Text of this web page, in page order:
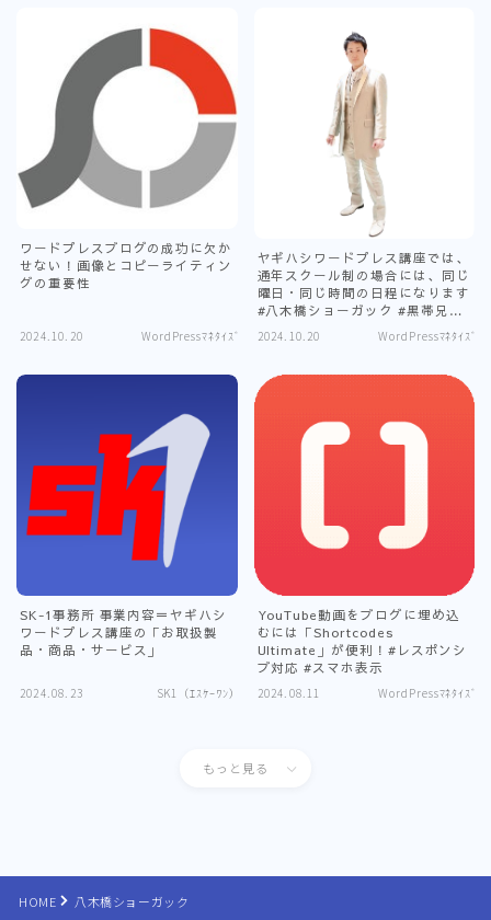
ワードプレスブログの成功に欠か
せない！画像とコピーライティン
グの重要性
2024.10.20 WordPressﾏﾈﾀｲｽﾞ
ヤギハシワードプレス講座では、
通年スクール制の場合には、同じ
曜日・同じ時間の日程になります
#八木橋ショーガック #黒帯兄さ
ん
2024.10.20 WordPressﾏﾈﾀｲｽﾞ
SK-1事務所 事業内容＝ヤギハシ
ワードプレス講座の「お取扱製
品・商品・サービス」
2024.08.23 SK1（ｴｽｹｰﾜﾝ）
YouTube動画をブログに埋め込
むには「Shortcodes
Ultimate」が便利！#レスポンシ
ブ対応 #スマホ表示
2024.08.11 WordPressﾏﾈﾀｲｽﾞ
もっと見る
HOME 八木橋ショーガック